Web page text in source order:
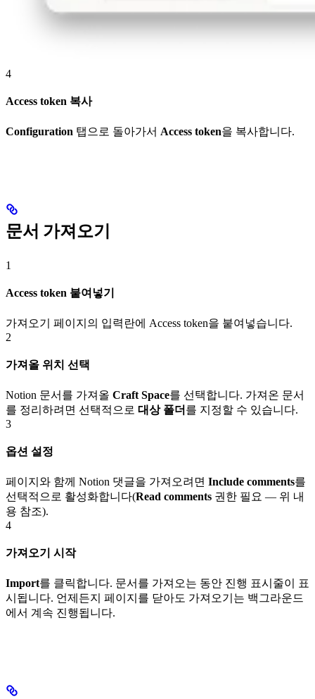
4
Access token 복사
Configuration 탭으로 돌아가서 Access token을 복사합니다.
문서 가져오기
1
Access token 붙여넣기
가져오기 페이지의 입력란에 Access token을 붙여넣습니다.
2
가져올 위치 선택
Notion 문서를 가져올 Craft Space를 선택합니다. 가져온 문서
를 정리하려면 선택적으로 대상 폴더 를 지정할 수 있습니다.
3
옵션 설정
페이지와 함께 Notion 댓글을 가져오려면 Include comments를
선택적으로 활성화합니다(Read comments 권한 필요 — 위 내
용 참조).
4
가져오기 시작
Import를 클릭합니다. 문서를 가져오는 동안 진행 표시줄이 표
시됩니다. 언제든지 페이지를 닫아도 가져오기는 백그라운드
에서 계속 진행됩니다.